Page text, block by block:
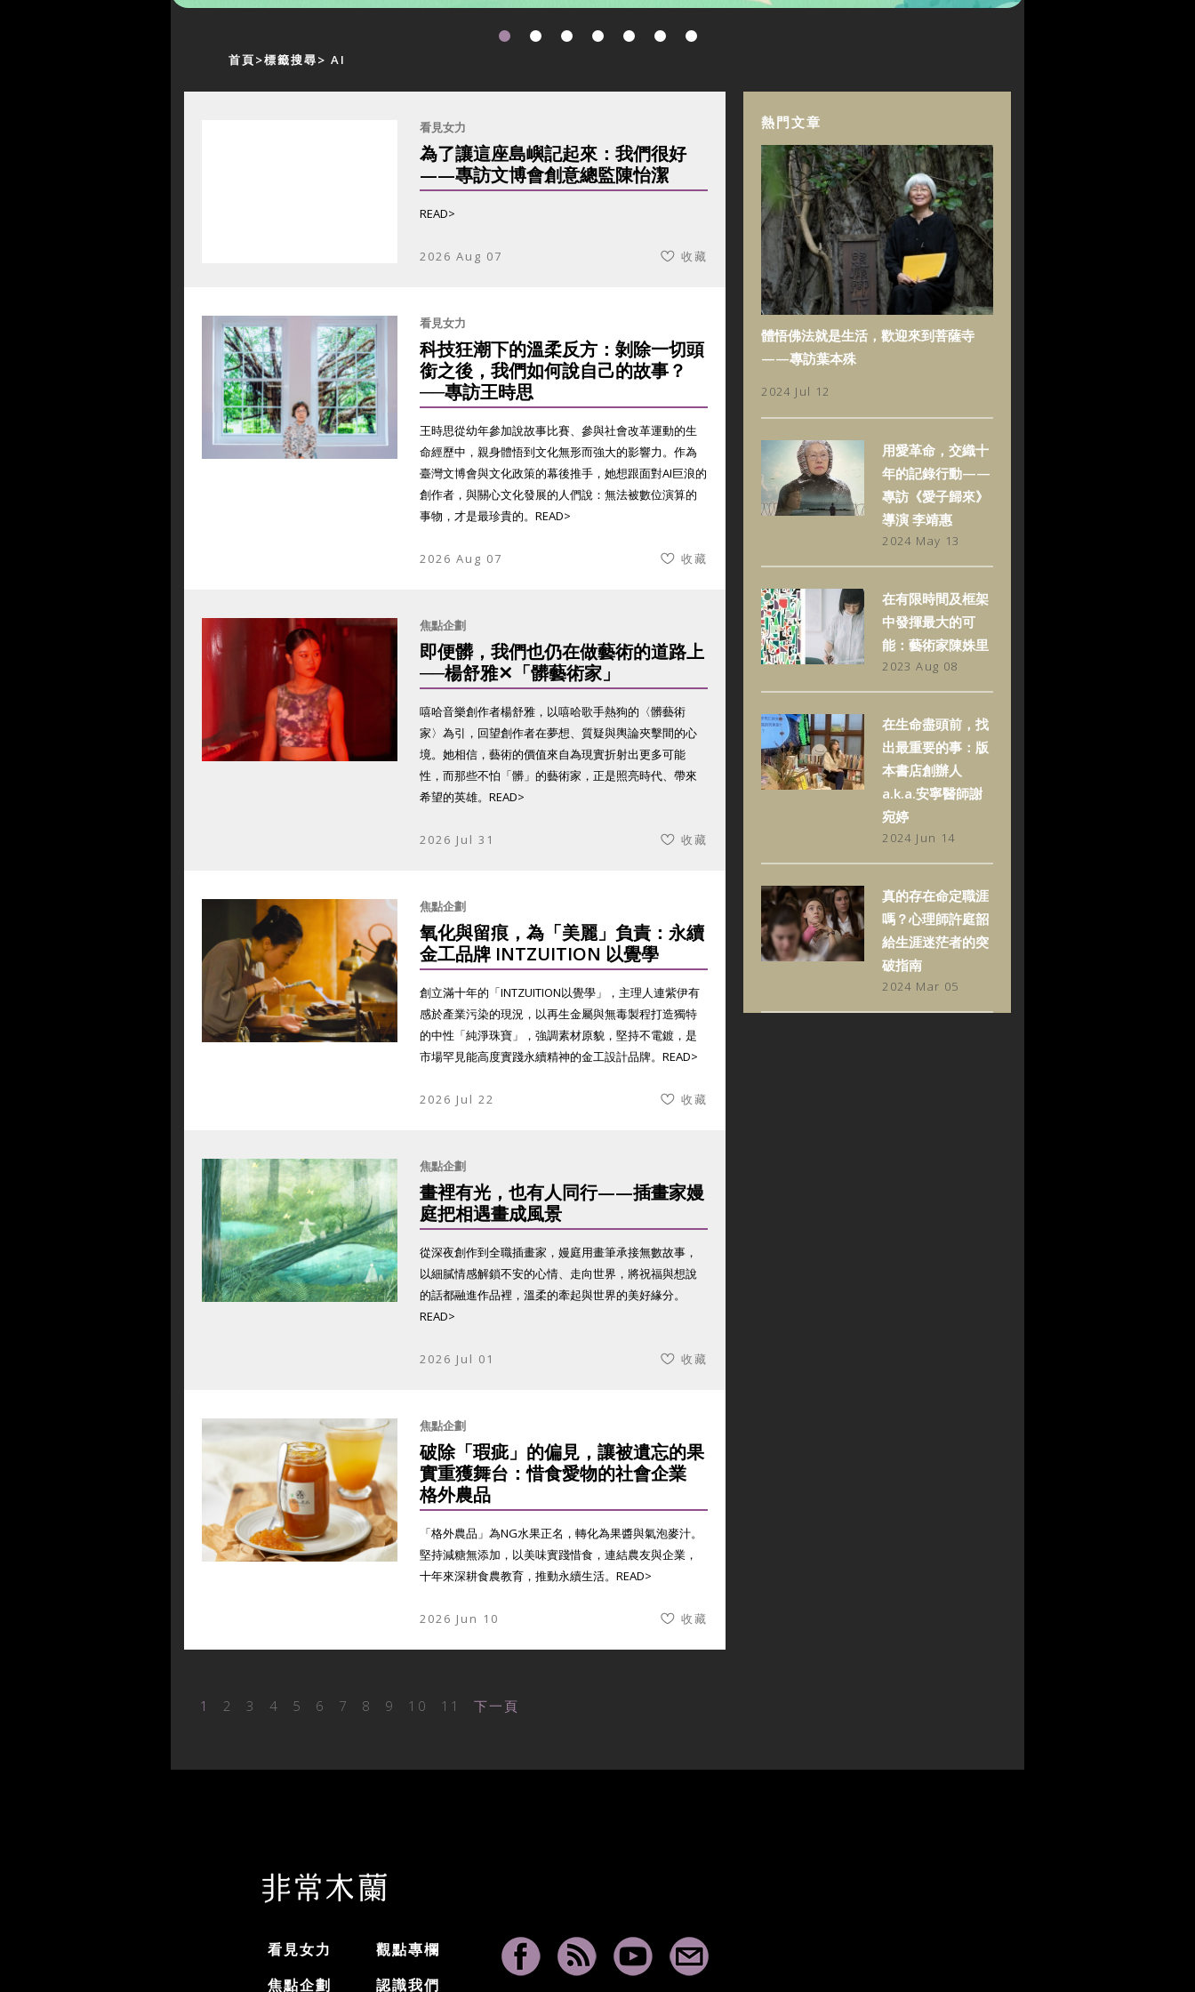
首頁 標籤搜尋 AI
看見女力
為了讓這座島嶼記起來：我們很好
——專訪文博會創意總監陳怡潔
READ>
2026 Aug 07 收藏
看見女力
科技狂潮下的溫柔反方：剝除一切頭
銜之後，我們如何說自己的故事？
──專訪王時思
王時思從幼年參加說故事比賽、參與社會改革運動的生
命經歷中，親身體悟到文化無形而強大的影響力。作為
臺灣文博會與文化政策的幕後推手，她想跟面對AI巨浪的
創作者，與關心文化發展的人們說：無法被數位演算的
事物，才是最珍貴的。 READ>
2026 Aug 07 收藏
焦點企劃
即便髒，我們也仍在做藝術的道路上
──楊舒雅✕「髒藝術家」
嘻哈音樂創作者楊舒雅，以嘻哈歌手熱狗的〈髒藝術
家〉為引，回望創作者在夢想、質疑與輿論夾擊間的心
境。她相信，藝術的價值來自為現實折射出更多可能
性，而那些不怕「髒」的藝術家，正是照亮時代、帶來
希望的英雄。 READ>
2026 Jul 31 收藏
焦點企劃
氧化與留痕，為「美麗」負責：永續
金工品牌 INTZUITION 以覺學
創立滿十年的「INTZUITION以覺學」，主理人連紫伊有
感於產業污染的現況，以再生金屬與無毒製程打造獨特
的中性「純淨珠寶」，強調素材原貌，堅持不電鍍，是
市場罕見能高度實踐永續精神的金工設計品牌。 READ>
2026 Jul 22 收藏
焦點企劃
畫裡有光，也有人同行——插畫家嫚
庭把相遇畫成風景
從深夜創作到全職插畫家，嫚庭用畫筆承接無數故事，
以細膩情感解鎖不安的心情、走向世界，將祝福與想說
的話都融進作品裡，溫柔的牽起與世界的美好緣分。
READ>
2026 Jul 01 收藏
焦點企劃
破除「瑕疵」的偏見，讓被遺忘的果
實重獲舞台：惜食愛物的社會企業
格外農品
「格外農品」為NG水果正名，轉化為果醬與氣泡麥汁。
堅持減糖無添加，以美味實踐惜食，連結農友與企業，
十年來深耕食農教育，推動永續生活。 READ>
2026 Jun 10 收藏
1 2 3 4 5 6 7 8 9 10 11 下一頁
熱門文章
體悟佛法就是生活，歡迎來到菩薩寺
——專訪葉本殊
2024 Jul 12
用愛革命，交織十
年的記錄行動——
專訪《愛子歸來》
導演 李靖惠
2024 May 13
在有限時間及框架
中發揮最大的可
能：藝術家陳姝里
2023 Aug 08
在生命盡頭前，找
出最重要的事：版
本書店創辦人
a.k.a.安寧醫師謝
宛婷
2024 Jun 14
真的存在命定職涯
嗎？心理師許庭韶
給生涯迷茫者的突
破指南
2024 Mar 05
看見女力
觀點專欄
焦點企劃
認識我們